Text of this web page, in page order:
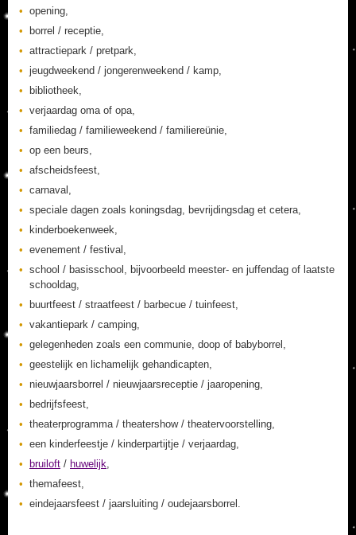
opening,
borrel / receptie,
attractiepark / pretpark,
jeugdweekend / jongerenweekend / kamp,
bibliotheek,
verjaardag oma of opa,
familiedag / familieweekend / familiereünie,
op een beurs,
afscheidsfeest,
carnaval,
speciale dagen zoals koningsdag, bevrijdingsdag et cetera,
kinderboekenweek,
evenement / festival,
school / basisschool, bijvoorbeeld meester- en juffendag of laatste
schooldag,
buurtfeest / straatfeest / barbecue / tuinfeest,
vakantiepark / camping,
gelegenheden zoals een communie, doop of babyborrel,
geestelijk en lichamelijk gehandicapten,
nieuwjaarsborrel / nieuwjaarsreceptie / jaaropening,
bedrijfsfeest,
theaterprogramma / theatershow / theatervoorstelling,
een kinderfeestje / kinderpartijtje / verjaardag,
bruiloft / huwelijk,
themafeest,
eindejaarsfeest / jaarsluiting / oudejaarsborrel.